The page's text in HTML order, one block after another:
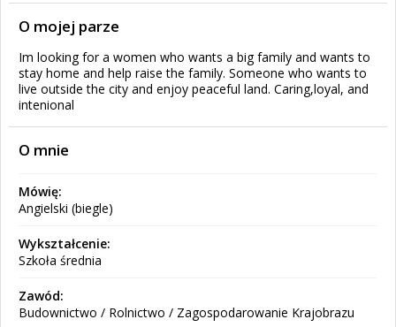
O mojej parze
Im looking for a women who wants a big family and wants to
stay home and help raise the family. Someone who wants to
live outside the city and enjoy peaceful land. Caring,loyal, and
intenional
O mnie
Mówię:
Angielski (biegle)
Wykształcenie:
Szkoła średnia
Zawód:
Budownictwo / Rolnictwo / Zagospodarowanie Krajobrazu